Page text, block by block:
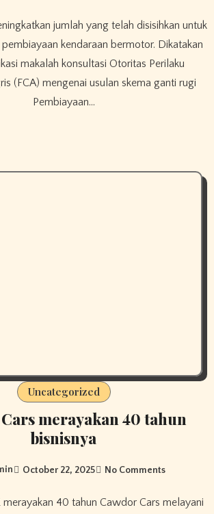
kendaraan bermotor. Dikatakan
makalah konsultasi Otoritas Perilaku
(FCA) mengenai usulan skema ganti rugi
Pembiayaan…
Uncategorized
merayakan 40 tahun
bisnisnya
October 22, 2025 No Comments